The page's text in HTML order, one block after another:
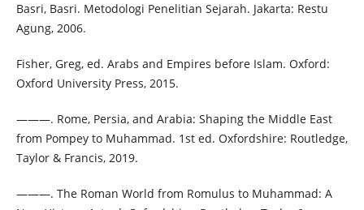
Basri, Basri. Metodologi Penelitian Sejarah. Jakarta: Restu
Agung, 2006.
Fisher, Greg, ed. Arabs and Empires before Islam. Oxford:
Oxford University Press, 2015.
———. Rome, Persia, and Arabia: Shaping the Middle East
from Pompey to Muhammad. 1st ed. Oxfordshire: Routledge,
Taylor & Francis, 2019.
———. The Roman World from Romulus to Muhammad: A